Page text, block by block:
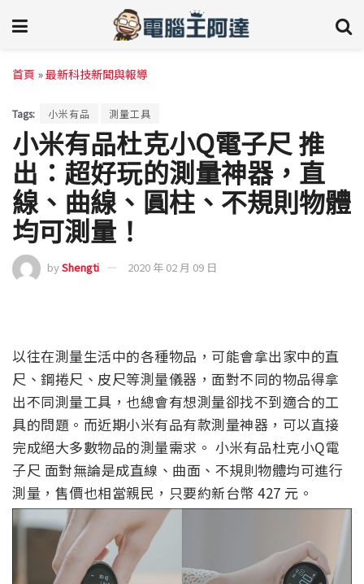
首頁 »最新科技新聞與報導
Tags: 小米有品 測量工具
小米有品杜克小Q電子尺 推
出：超好玩的測量神器，直
線、曲線、圓柱、不規則物體
均可測量！
byShengti 2020 年 02 月 09 日
以往在測量生活中的各種物品，可能會拿出家中的直
尺、鋼捲尺、皮尺等測量儀器，面對不同的物品得拿
出不同測量工具，也總會有想測量卻找不到適合的工
具的問題。而近期小米有品有款測量神器，可以直接
完成絕大多數物品的測量需求。 小米有品杜克小Q電
子尺 面對無論是成直線、曲面、不規則物體均可進行
測量，售價也相當親民，只要約新台幣 427 元。